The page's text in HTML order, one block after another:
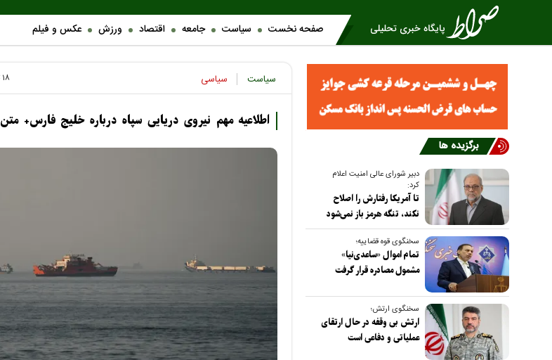
صفحه نخست سیاست جامعه اقتصاد ورزش عکس و فیلم
سیاست سیاسی ۱۸ تير ۱۴۰۵ - ۱۶:۱۴
اطلاعیه مهم نیروی دریایی سپاه درباره خلیج فارس+ متن
برگزیده ها
دبیر شورای عالی امنیت اعلام
کرد:
تا آمریکا رفتارش را اصلاح
نکند، تنگه هرمز باز نمی‌شود
سخنگوی قوه قضاییه؛
تمام اموال «ساعدی‌نیا»
مشمول مصادره قرار گرفت
سخنگوی ارتش؛
ارتش بی وقفه در حال ارتقای
عملیاتی و دفاعی است